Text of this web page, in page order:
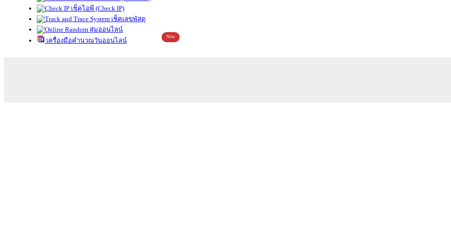
เช็คไอพี (Check IP)
เช็คเลขพัสดุ
สุ่มออนไลน์
เครื่องมือคำนวณวันออนไลน์
New